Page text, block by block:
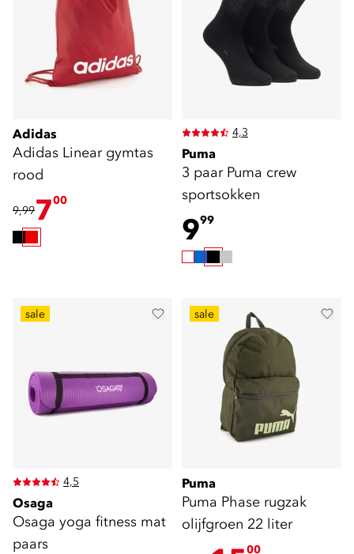
Adidas
Adidas Linear gymtas
rood
9,99700
4,3
Puma
3 paar Puma crew
sportsokken
999
sale
4,5
Osaga
Osaga yoga fitness mat
paars
sale
Puma
Puma Phase rugzak
olijfgroen 22 liter
00